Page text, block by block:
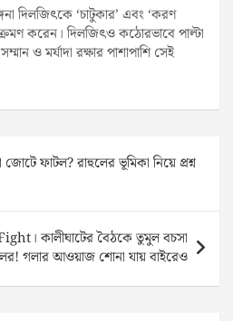
দিলজিৎকে ‘চাটুকার’ এবং ‘করণ
করেন। দিলজিৎও কঠোরভাবে পাল্টা
ও মর্যাদা রক্ষার পাশাপাশি সেই
ফাটল? রাহুলের ভূমিকা নিয়ে প্রশ্ন
কালীঘাটের বৈঠকে তুমুল বচসা
গলার আওয়াজ শোনা যায় বাইরেও